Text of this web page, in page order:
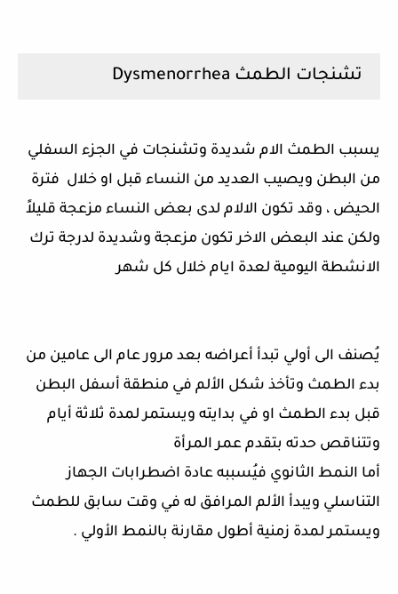
تشنجات الطمث Dysmenorrhea
يسبب الطمث الام شديدة وتشنجات في الجزء السفلي
من البطن ويصيب العديد من النساء قبل او خلال فترة
الحيض ، وقد تكون الالام لدى بعض النساء مزعجة قليلاً
ولكن عند البعض الاخر تكون مزعجة وشديدة لدرجة ترك
الانشطة اليومية لعدة ايام خلال كل شهر
يُصنف الى أولي تبدأ أعراضه بعد مرور عام الى عامين من
بدء الطمث وتأخذ شكل الألم في منطقة أسفل البطن
قبل بدء الطمث او في بدايته ويستمر لمدة ثلاثة أيام
وتتناقص حدته بتقدم عمر المرأة
أما النمط الثانوي فيُسببه عادة اضطرابات الجهاز
التناسلي ويبدأ الألم المرافق له في وقت سابق للطمث
ويستمر لمدة زمنية أطول مقارنة بالنمط الأولي .